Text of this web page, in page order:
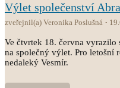
Výlet společenství
zveřejnil(a) Veronika Poslušná
Ve čtvrtek 18. června vyrazilo
na společný výlet. Pro letošní
nedaleký Vesmír.